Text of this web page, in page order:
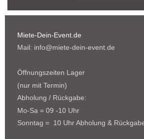
Miete-Dein-Event.de
Mail: info@miete-dein-event.de
Öffnungszeiten Lager
(nur mit Termin)
Abholung / Rückgabe:
Mo-Sa = 09 -10 Uhr
Sonntag = 10 Uhr Abholung &